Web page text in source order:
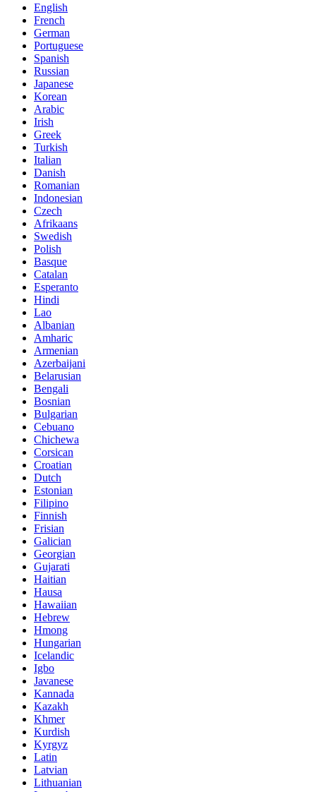
English
French
German
Portuguese
Spanish
Russian
Japanese
Korean
Arabic
Irish
Greek
Turkish
Italian
Danish
Romanian
Indonesian
Czech
Afrikaans
Swedish
Polish
Basque
Catalan
Esperanto
Hindi
Lao
Albanian
Amharic
Armenian
Azerbaijani
Belarusian
Bengali
Bosnian
Bulgarian
Cebuano
Chichewa
Corsican
Croatian
Dutch
Estonian
Filipino
Finnish
Frisian
Galician
Georgian
Gujarati
Haitian
Hausa
Hawaiian
Hebrew
Hmong
Hungarian
Icelandic
Igbo
Javanese
Kannada
Kazakh
Khmer
Kurdish
Kyrgyz
Latin
Latvian
Lithuanian